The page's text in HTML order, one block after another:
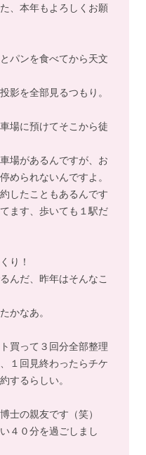
、本年もよろしくお願
パンを食べてから天文
影を全部見るつもり。
場に預けてそこから徒
場があるんですが、お
められないんですよ。
したこともあるんです
ます、歩いても１駅だ
り！
んだ、昨年はそんなこ
かなあ。
買って３回分全部整理
１回見終わったらチケ
するらしい。
士の親友です（笑）
４０分を過ごしまし